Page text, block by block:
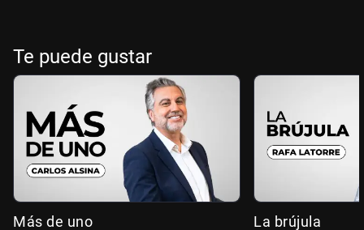
Te puede gustar
Más de uno La brújula